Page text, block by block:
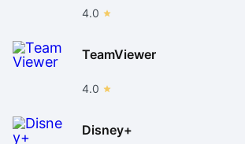
4.0
TeamViewer
4.0
Disney+